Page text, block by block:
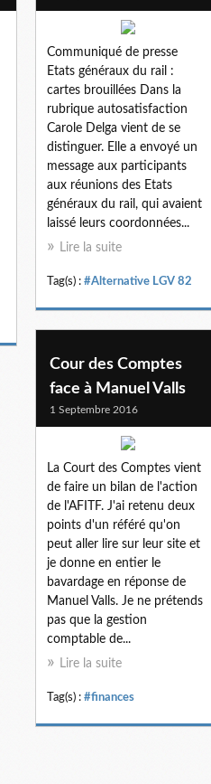
Communiqué de presse
Etats généraux du rail :
cartes brouillées Dans la
rubrique autosatisfaction
Carole Delga vient de se
distinguer. Elle a envoyé un
message aux participants
aux réunions des Etats
généraux du rail, qui avaient
laissé leurs coordonnées...
Lire la suite
Tag(s) : #Alternative LGV 82
Cour des Comptes
face à Manuel Valls
1 Septembre 2016
La Court des Comptes vient
de faire un bilan de l'action
de l'AFITF. J'ai retenu deux
points d'un référé qu'on
peut aller lire sur leur site et
je donne en entier le
bavardage en réponse de
Manuel Valls. Je ne prétends
pas que la gestion
comptable de...
Lire la suite
Tag(s) : #finances